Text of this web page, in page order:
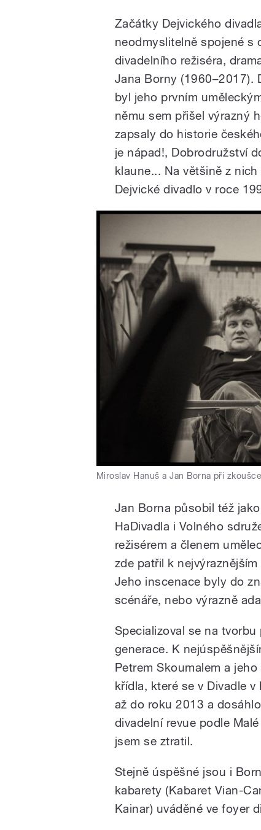
Začátky Dejvického
neodmyslitelně spojené s
divadelního režiséra,
Jana Borny (1960–2017).
byl jeho prvním
němu sem přišel výrazný
zapsaly do historie
je nápad!, Dobrodružství
klaune... Na většině z
Dejvické divadlo v roce
Miroslav Hanuš a Jan Borna při zkoušce
Jan Borna působil též
HaDivadla i Volného
režisérem a členem
zde patřil k
Jeho inscenace byly do
scénáře, nebo výrazně
Specializoval se na
generace. K
Petrem Skoumalem a
křídla, které se v Divadle
až do roku 2013 a
divadelní revue podle
jsem se ztratil.
Stejně úspěšné jsou i
kabarety (Kabaret Vian-
Kainar) uváděné ve foyer